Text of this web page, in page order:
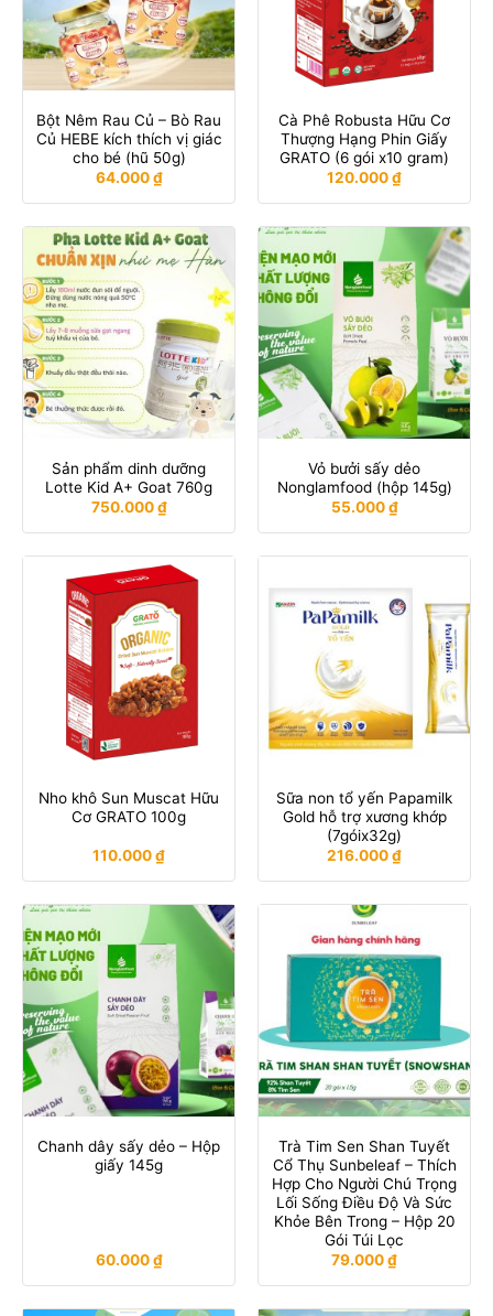
Bột Nêm Rau Củ – Bò Rau
Củ HEBE kích thích vị giác
cho bé (hũ 50g)
64.000₫
Cà Phê Robusta Hữu Cơ
Thượng Hạng Phin Giấy
GRATO (6 gói x10 gram)
120.000₫
Sản phẩm dinh dưỡng
Lotte Kid A+ Goat 760g
750.000₫
Vỏ bưởi sấy dẻo
Nonglamfood (hộp 145g)
55.000₫
Nho khô Sun Muscat Hữu
Cơ GRATO 100g
110.000₫
Sữa non tổ yến Papamilk
Gold hỗ trợ xương khớp
(7góix32g)
216.000₫
Chanh dây sấy dẻo – Hộp
giấy 145g
60.000₫
Trà Tim Sen Shan Tuyết
Cổ Thụ Sunbeleaf – Thích
Hợp Cho Người Chú Trọng
Lối Sống Điều Độ Và Sức
Khỏe Bên Trong – Hộp 20
Gói Túi Lọc
79.000₫